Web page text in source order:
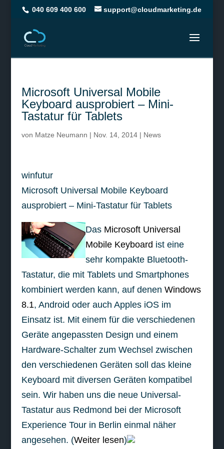
040 609 400 600 support@cloudmarketing.de
Microsoft Universal Mobile
Keyboard ausprobiert – Mini-
Tastatur für Tablets
von Matze Neumann | Nov. 14, 2014| News
winfutur
Microsoft Universal Mobile Keyboard
ausprobiert – Mini-Tastatur für Tablets
Das Microsoft Universal
Mobile Keyboard ist eine
sehr kompakte Bluetooth-
Tastatur, die mit Tablets und Smartphones
kombiniert werden kann, auf denen Windows
8.1, Android oder auch Apples iOS im
Einsatz ist. Mit einem für die verschiedenen
Geräte angepassten Design und einem
Hardware-Schalter zum Wechsel zwischen
den verschiedenen Geräten soll das kleine
Keyboard mit diversen Geräten kompatibel
sein. Wir haben uns die neue Universal-
Tastatur aus Redmond bei der Microsoft
Experience Tour in Berlin einmal näher
angesehen. (Weiter lesen)